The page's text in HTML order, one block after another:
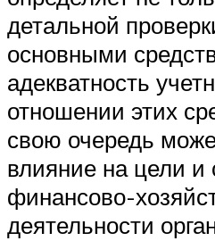
детальной
основными
адекватность
отношении этих
свою очередь
влияние на цели и
финансово-
деятельности